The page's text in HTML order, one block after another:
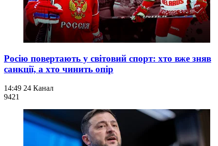
Росію повертають у світовий спорт: хто вже зняв
санкції, а хто чинить опір
14:49 24 Канал
9421